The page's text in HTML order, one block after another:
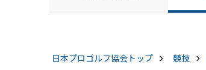
日本プロゴルフ協会 トップ 競技